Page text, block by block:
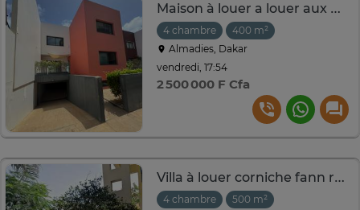
Maison à louer a louer aux Almadie King Fath place
4 chambre
400 m²
Almadies, Dakar
vendredi, 17:54
2 500 000 F Cfa
Villa à louer corniche fann résidence
4 chambre
500 m²